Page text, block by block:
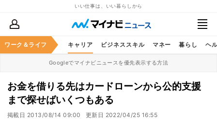
いい仕事は、いい暮らしから
ワーク＆ライフ キャリア ビジネススキル マネー 暮らし ヘ
Googleでマイナビニュースを優先表示する方法
お金を借りる先はカードローンから公的支援
まで探せばいくつもある
掲載日 2013/08/14 09:00 更新日 2022/04/25 16:55